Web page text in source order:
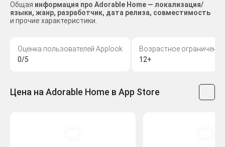
Общая информация про Adorable Home — локализация/
языки, жанр, разработчик, дата релиза, совместимость
и прочие характеристики.
Оценка пользователей Applook
0/5
Возрастное ограничение
12+
Цена на Adorable Home в App Store